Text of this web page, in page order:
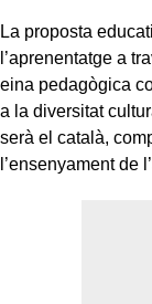
La proposta
l’aprenentatge a
eina pedagògica
a la diversitat
serà el català,
l’ensenyament de